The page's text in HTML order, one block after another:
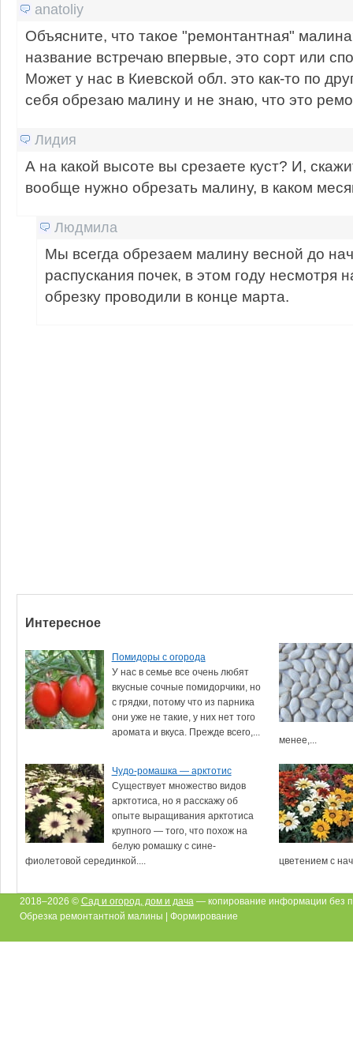
anatoliy
Объясните, что такое "ремонтантная"
название встречаю впервые, это сорт или
Может у нас в Киевской обл. это как-то по
себя обрезаю малину и не знаю, что это
Лидия
А на какой высоте вы срезаете куст? И,
вообще нужно обрезать малину, в каком
Людмила
Мы всегда обрезаем малину весной до
распускания почек, в этом году несмотря
обрезку проводили в конце марта.
Интересное
Помидоры с огорода
У нас в семье все очень любят
вкусные сочные помидорчики, но
с грядки, потому что из парника
они уже не такие, у них нет того
аромата и вкуса. Прежде всего,...
менее,...
Чудо-ромашка — арктотис
Существует множество видов
арктотиса, но я расскажу об
опыте выращивания арктотиса
крупного — того, что похож на
белую ромашку с сине-
фиолетовой серединкой....
цветением с
2018–2026 © Сад и огород, дом и дача — копирование информации без
Обрезка ремонтантной малины | Формирование